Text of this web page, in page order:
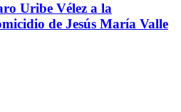
Uribe Vélez a la
de Jesús María Valle